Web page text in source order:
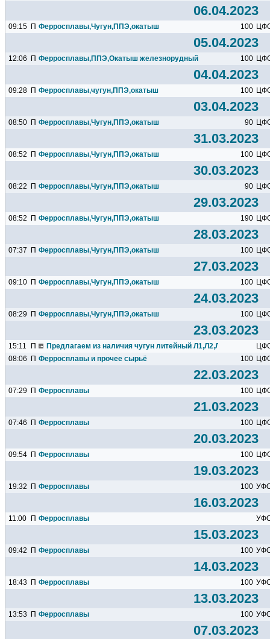
06.04.2023
09:15 П Ферросплавы,Чугун,ППЭ,окатыш 100
05.04.2023
12:06 П Ферросплавы,ППЭ,Окатыш железнорудный 100
04.04.2023
09:28 П Ферросплавы,чугун,ППЭ,окатыш 100
03.04.2023
08:50 П Ферросплавы,Чугун,ППЭ,окатыш 90
31.03.2023
08:52 П Ферросплавы,Чугун,ППЭ,окатыш 100
30.03.2023
08:22 П Ферросплавы,Чугун,ППЭ,окатыш 90
29.03.2023
08:52 П Ферросплавы,Чугун,ППЭ,окатыш 190
28.03.2023
07:37 П Ферросплавы,Чугун,ППЭ,окатыш 100
27.03.2023
09:10 П Ферросплавы,Чугун,ППЭ,окатыш 100
24.03.2023
08:29 П Ферросплавы,Чугун,ППЭ,окатыш 100
23.03.2023
15:11 П Предлагаем из наличия чугун литейный Л1,Л2,Л3,Л4,Л5,Л6 и...
08:06
П Ферросплавы и прочее сырьё 100
22.03.2023
07:29 П Ферросплавы 100
21.03.2023
07:46 П Ферросплавы 100
20.03.2023
09:54 П Ферросплавы 100
19.03.2023
19:32 П Ферросплавы 100
16.03.2023
11:00 П Ферросплавы
15.03.2023
09:42 П Ферросплавы 100
14.03.2023
18:43 П Ферросплавы 100
13.03.2023
13:53 П Ферросплавы 100
07.03.2023